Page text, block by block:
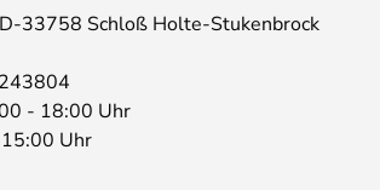
33758 Schloß Holte-Stukenbrock
- 18:00 Uhr
Uhr